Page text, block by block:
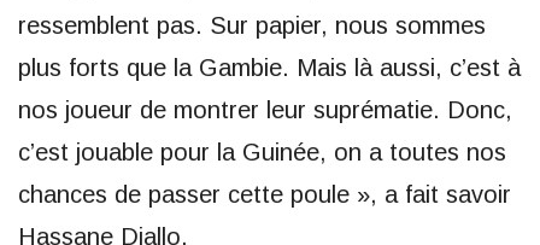
ressemblent pas. Sur papier, nous sommes
plus forts que la Gambie. Mais là aussi, c’est à
nos joueur de montrer leur suprématie. Donc,
c’est jouable pour la Guinée, on a toutes nos
chances de passer cette poule », a fait savoir
Hassane Diallo.